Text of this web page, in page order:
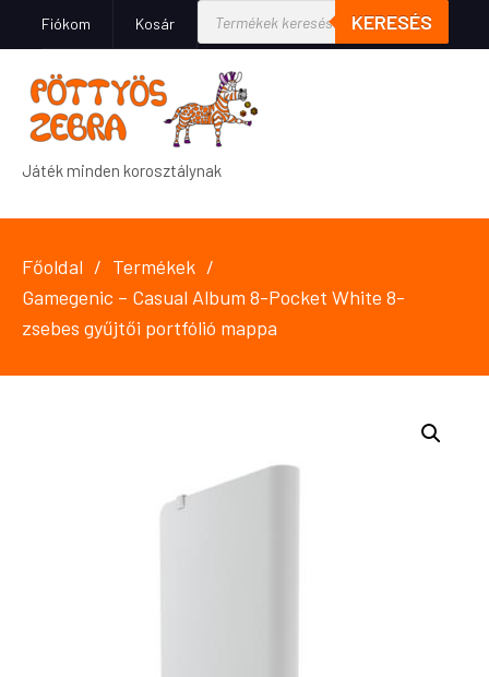
Fiókom Kosár KERESÉS
Játék minden korosztálynak
Főoldal
Termékek
Gamegenic – Casual Album 8-Pocket White 8-
zsebes gyűjtői portfólió mappa